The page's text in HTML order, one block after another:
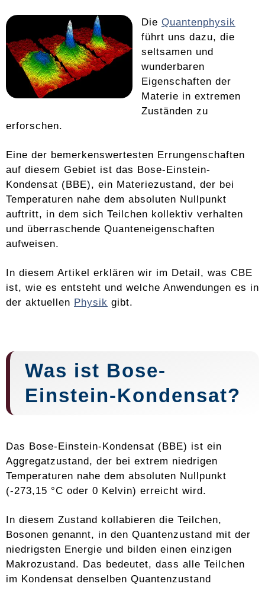
Die Quantenphysik
führt uns dazu, die
seltsamen und
wunderbaren
Eigenschaften der
Materie in extremen
Zuständen zu
erforschen.
Eine der bemerkenswertesten Errungenschaften
auf diesem Gebiet ist das Bose-Einstein-
Kondensat (BBE), ein Materiezustand, der bei
Temperaturen nahe dem absoluten Nullpunkt
auftritt, in dem sich Teilchen kollektiv verhalten
und überraschende Quanteneigenschaften
aufweisen.
In diesem Artikel erklären wir im Detail, was CBE
ist, wie es entsteht und welche Anwendungen es in
der aktuellen Physik gibt.
Was ist Bose-
Einstein-Kondensat?
Das Bose-Einstein-Kondensat (BBE) ist ein
Aggregatzustand, der bei extrem niedrigen
Temperaturen nahe dem absoluten Nullpunkt
(-273,15 °C oder 0 Kelvin) erreicht wird.
In diesem Zustand kollabieren die Teilchen,
Bosonen genannt, in den Quantenzustand mit der
niedrigsten Energie und bilden einen einzigen
Makrozustand. Das bedeutet, dass alle Teilchen
im Kondensat denselben Quantenzustand